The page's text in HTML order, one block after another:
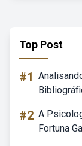
Top Post
#1
#2 A
Fortuna